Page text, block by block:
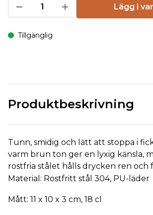
Lägg i
Tillgänglig
Produktbeskrivning
Tunn, smidig och lätt att stoppa i
varm brun ton ger en lyxig känsla,
rostfria stålet hålls drycken ren och
Material: Rostfritt stål 304, PU-läder
Mått: 11 x 10 x 3 cm, 18 cl